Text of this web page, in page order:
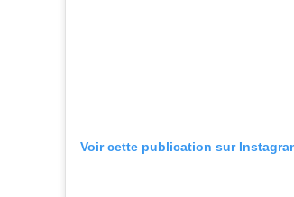
Voir cette publication sur